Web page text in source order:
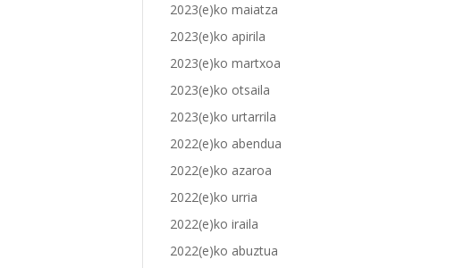
2023(e)ko maiatza
2023(e)ko apirila
2023(e)ko martxoa
2023(e)ko otsaila
2023(e)ko urtarrila
2022(e)ko abendua
2022(e)ko azaroa
2022(e)ko urria
2022(e)ko iraila
2022(e)ko abuztua